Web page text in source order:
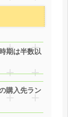
期は半数以
購入先ラン